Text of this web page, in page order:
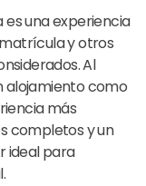
es una experiencia
y otros
Al
alojamiento como
más
completos y un
ideal para